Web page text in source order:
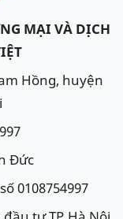
MẠI VÀ DỊCH
Hồng, huyện
Đức
0108754997